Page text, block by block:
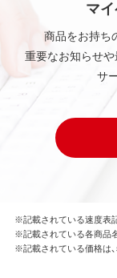
マ
商品をお持ち
重要なお知らせ
サ
※記載されている速度表
※記載されている各商品
※記載されている価格は、